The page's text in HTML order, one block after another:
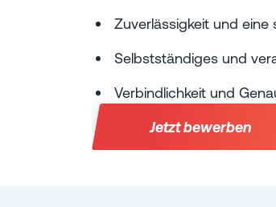
Zuverlässigkeit und
Selbstständiges und
Verbindlichkeit und
Jetzt bewerben